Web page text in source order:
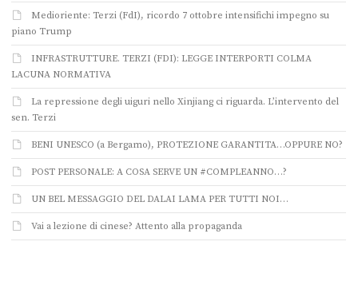
Medioriente: Terzi (FdI), ricordo 7 ottobre intensifichi impegno su
piano Trump
INFRASTRUTTURE. TERZI (FDI): LEGGE INTERPORTI COLMA
LACUNA NORMATIVA
La repressione degli uiguri nello Xinjiang ci riguarda. L’intervento del
sen. Terzi
BENI UNESCO (a Bergamo), PROTEZIONE GARANTITA…OPPURE NO?
POST PERSONALE: A COSA SERVE UN #COMPLEANNO…?
UN BEL MESSAGGIO DEL DALAI LAMA PER TUTTI NOI…
Vai a lezione di cinese? Attento alla propaganda